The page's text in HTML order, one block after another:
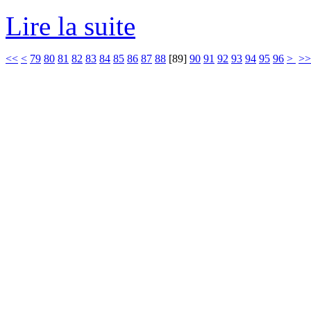
Lire la suite
<< < 79 80 81 82 83 84 85 86 87 88 [89] 90 91 92 93 94 95 96 >